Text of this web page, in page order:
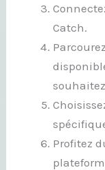
Catch.
Profitez